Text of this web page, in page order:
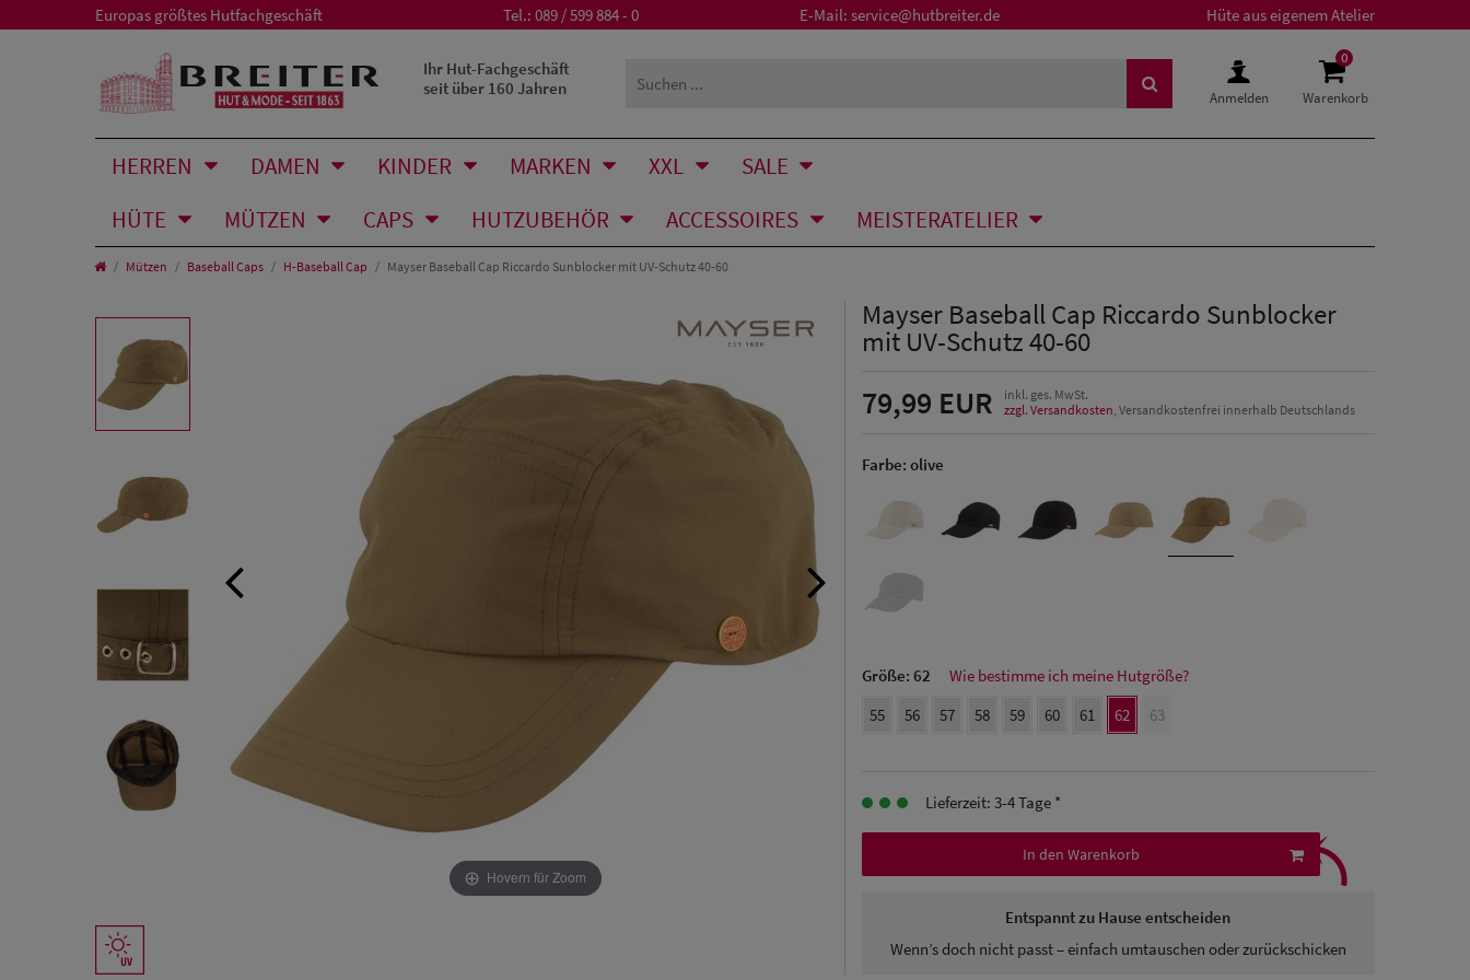
Europas größtes Hutfachgeschäft Tel.: 089 / 599 884 - 0 E-Mail: service@hutbreiter.de Hüte aus eigenem Atelier
Ihr Hut-Fachgeschäft
seit über 160 Jahren
Anmelden
0
Warenkorb
HERREN DAMEN KINDER MARKEN XXL
SALE
HÜTE
MÜTZEN CAPS HUTZUBEHÖR ACCESSOIRES MEISTERATELIER
Mützen Baseball Caps H-Baseball Cap Mayser Baseball Cap Riccardo Sunblocker mit UV-Schutz 40-60
Hovern für Zoom
Mayser Baseball Cap Riccardo Sunblocker
mit UV-Schutz 40-60
79,99 EUR
inkl. ges. MwSt.
zzgl. Versandkosten, Versandkostenfrei innerhalb Deutschlands
Farbe: olive
Größe: 62
Wie bestimme ich meine Hutgröße?
55
56 57 58 59 60 61 62 63
Lieferzeit: 3-4 Tage *
In den Warenkorb
Entspannt zu Hause entscheiden
Wenn’s doch nicht passt – einfach umtauschen oder zurückschicken
⤹